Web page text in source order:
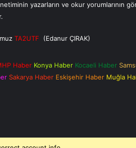
yazarların ve okur yorumlarının
TA2UTF (Edanur ÇIRAK)
Haber Konya Haber Kocaeli Haber
Sakarya Haber Eskişehir Haber Muğla